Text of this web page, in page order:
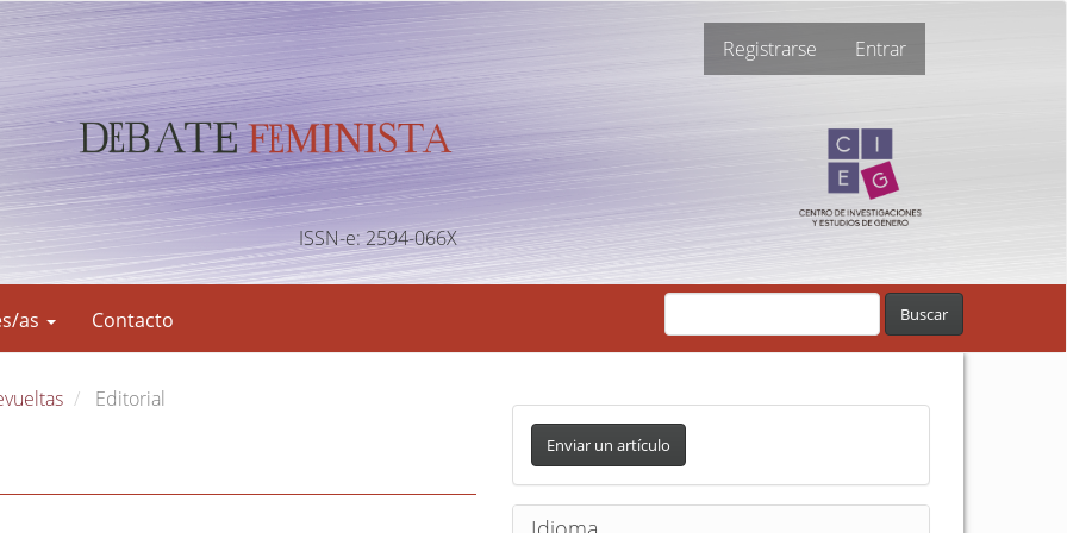
Registrarse Entrar
ISSN-e: 2594-066X
as Contacto Buscar
Editorial
E
v
i
Enviar un artículo